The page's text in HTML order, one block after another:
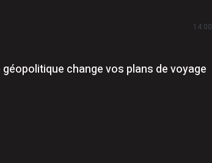
14:00
change vos plans de voyage